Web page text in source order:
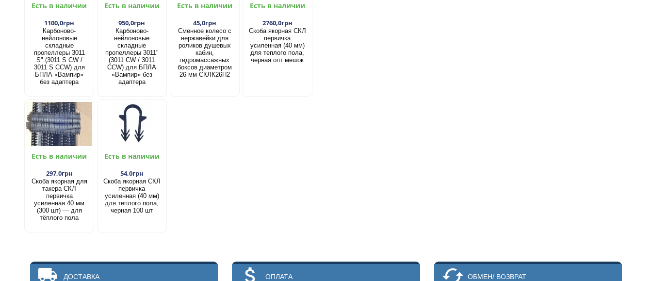
Есть в наличии
1100,0грн
Карбоново-
нейлоновые
складные
пропеллеры 3011
S" (3011 S CW /
3011 S CCW) для
БПЛА «Вампир»
без адаптера
Есть в наличии
950,0грн
Карбоново-
нейлоновые
складные
пропеллеры 3011"
(3011 CW / 3011
CCW) для БПЛА
«Вампир» без
адаптера
Есть в наличии
45,0грн
Сменное колесо с
нержавейки для
роликов душевых
кабин,
гидромассажных
боксов диаметром
26 мм СКЛК26Н2
Есть в наличии
2760,0грн
Скоба якорная СКЛ
первичка
усиленная (40 мм)
для теплого пола,
черная опт мешок
Есть в наличии
297,0грн
Скоба якорная для
такера СКЛ
первичка
усиленная 40 мм
(300 шт) — для
тёплого пола
Есть в наличии
54,0грн
Скоба якорная СКЛ
первичка
усиленная (40 мм)
для теплого пола,
черная 100 шт
ДОСТАВКА ОПЛАТА ОБМЕН/ ВОЗВРАТ